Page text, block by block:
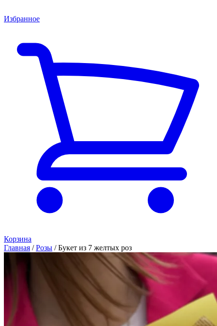
Избранное
Корзина
Главная / Розы / Букет из 7 желтых роз